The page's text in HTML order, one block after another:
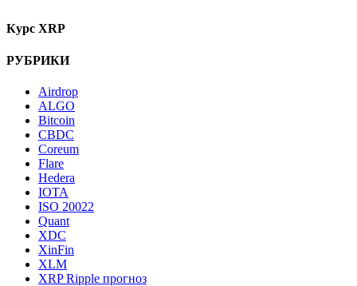
Курс XRP
РУБРИКИ
Airdrop
ALGO
Bitcoin
CBDC
Coreum
Flare
Hedera
IOTA
ISO 20022
Quant
XDC
XinFin
XLM
XRP Ripple прогноз